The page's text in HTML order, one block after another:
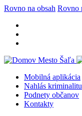
Rovno na obsah Rovno
Mobilná aplikácia
Nahlás kriminalitu
Podnety občanov
Kontakty